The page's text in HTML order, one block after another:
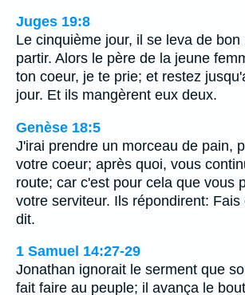
Juges 19:8
Le cinquième jour, il se leva de bon
partir. Alors le père de la jeune
ton coeur, je te prie; et restez
jour. Et ils mangèrent eux deux.
Genèse 18:5
J'irai prendre un morceau de pain,
votre coeur; après quoi, vous
route; car c'est pour cela que vous
votre serviteur. Ils répondirent: Fais
dit.
1 Samuel 14:27-29
Jonathan ignorait le serment que
fait faire au peuple; il avança le